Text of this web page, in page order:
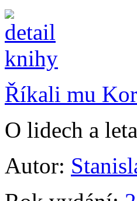
Říkali mu
O lidech a
Autor: